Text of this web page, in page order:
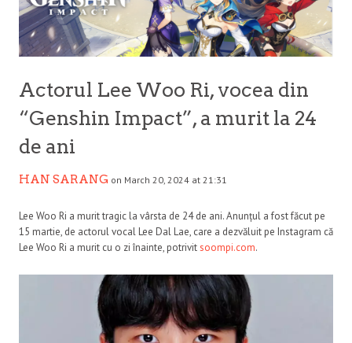
Actorul Lee Woo Ri, vocea din
“Genshin Impact”, a murit la 24
de ani
HAN SARANG on March 20, 2024 at 21:31
Lee Woo Ri a murit tragic la vârsta de 24 de ani. Anunțul a fost făcut pe
15 martie, de actorul vocal Lee Dal Lae, care a dezvăluit pe Instagram că
Lee Woo Ri a murit cu o zi înainte, potrivitsoompi.com.